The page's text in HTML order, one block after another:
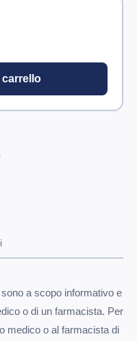
carrello
a scopo informativo e
o di un farmacista. Per
medico o al farmacista di